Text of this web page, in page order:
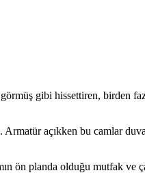
gibi hissettiren, birden
açıkken bu camlar
ön planda olduğu mutfak ve